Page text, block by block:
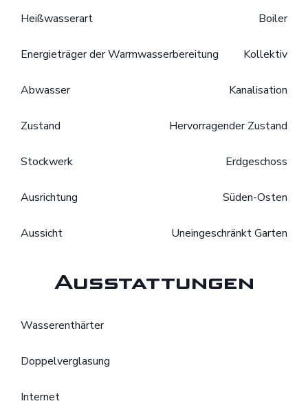
Heißwasserart Boiler
Energieträger der Warmwasserbereitung Kollektiv
Abwasser Kanalisation
Zustand Hervorragender Zustand
Stockwerk Erdgeschoss
Ausrichtung Süden-Osten
Aussicht Uneingeschränkt Garten
Ausstattungen
Wasserenthärter
Doppelverglasung
Internet